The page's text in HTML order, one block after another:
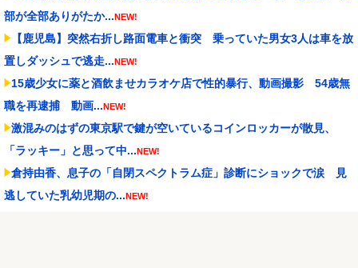
部が全部ありがたか...NEW!
【鹿児島】突然右折し路面電車と衝突 乗っていた男女3人は車を放
置しダッシュで逃走...NEW!
15歳少女に薬と酒飲ませカラオケ店で性的暴行、動画撮影 54歳無
職を再逮捕 動画...NEW!
激混みのはずの東京駅で鍵が空いているコインロッカーが散見、
「ラッキー」と思って中...NEW!
倉持由香、息子の「自閉スペクトラム症」診断にショックで涙 見
逃していた乳幼児期の...NEW!